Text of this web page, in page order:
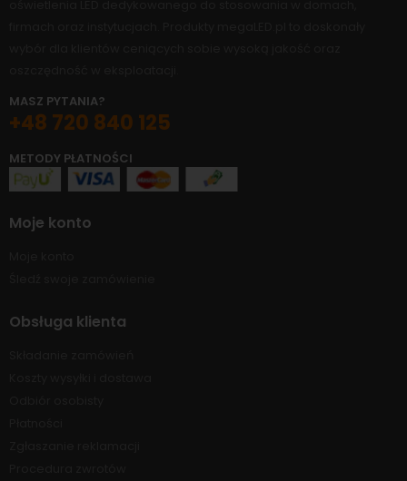
MASZ PYTANIA?
+48 720 840 125
METODY PŁATNOŚCI
Moje konto
Obsługa klienta